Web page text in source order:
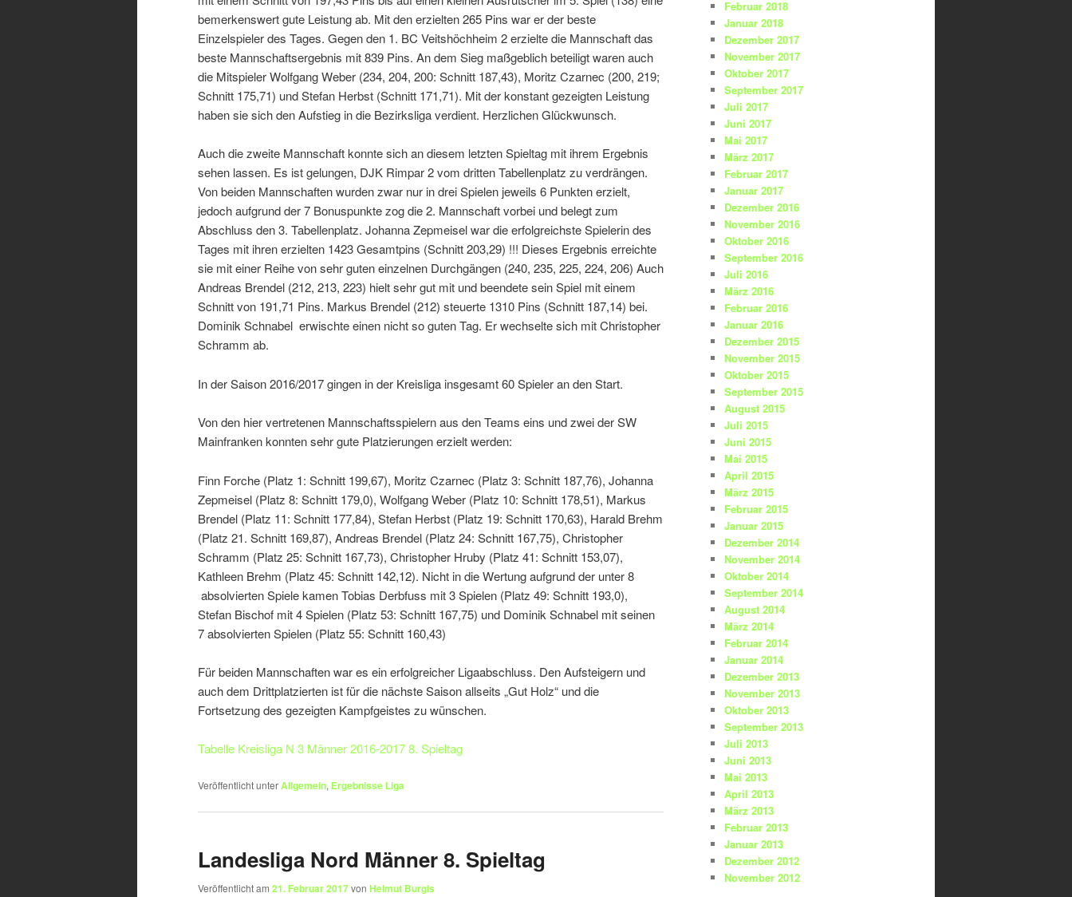
bemerkenswert gute Leistung ab. Mit den erzielten 265 Pins war er der beste
Einzelspieler des Tages. Gegen den 1. BC Veitshöchheim 2 erzielte die Mannschaft das
beste Mannschaftsergebnis mit 839 Pins. An dem Sieg maßgeblich beteiligt waren auch
die Mitspieler Wolfgang Weber (234, 204, 200: Schnitt 187,43), Moritz Czarnec (200, 219;
Schnitt 175,71) und Stefan Herbst (Schnitt 171,71). Mit der konstant gezeigten Leistung
haben sie sich den Aufstieg in die Bezirksliga verdient. Herzlichen Glückwunsch.
Auch die zweite Mannschaft konnte sich an diesem letzten Spieltag mit ihrem Ergebnis
sehen lassen. Es ist gelungen, DJK Rimpar 2 vom dritten Tabellenplatz zu verdrängen.
Von beiden Mannschaften wurden zwar nur in drei Spielen jeweils 6 Punkten erzielt,
jedoch aufgrund der 7 Bonuspunkte zog die 2. Mannschaft vorbei und belegt zum
Abschluss den 3. Tabellenplatz. Johanna Zepmeisel war die erfolgreichste Spielerin des
Tages mit ihren erzielten 1423 Gesamtpins (Schnitt 203,29) !!! Dieses Ergebnis erreichte
sie mit einer Reihe von sehr guten einzelnen Durchgängen (240, 235, 225, 224, 206) Auch
Andreas Brendel (212, 213, 223) hielt sehr gut mit und beendete sein Spiel mit einem
Schnitt von 191,71 Pins. Markus Brendel (212) steuerte 1310 Pins (Schnitt 187,14) bei.
Dominik Schnabel erwischte einen nicht so guten Tag. Er wechselte sich mit Christopher
Schramm ab.
In der Saison 2016/2017 gingen in der Kreisliga insgesamt 60 Spieler an den Start.
Von den hier vertretenen Mannschaftsspielern aus den Teams eins und zwei der SW
Mainfranken konnten sehr gute Platzierungen erzielt werden:
Finn Forche (Platz 1: Schnitt 199,67), Moritz Czarnec (Platz 3: Schnitt 187,76), Johanna
Zepmeisel (Platz 8: Schnitt 179,0), Wolfgang Weber (Platz 10: Schnitt 178,51), Markus
Brendel (Platz 11: Schnitt 177,84), Stefan Herbst (Platz 19: Schnitt 170,63), Harald Brehm
(Platz 21. Schnitt 169,87), Andreas Brendel (Platz 24: Schnitt 167,75), Christopher
Schramm (Platz 25: Schnitt 167,73), Christopher Hruby (Platz 41: Schnitt 153,07),
Kathleen Brehm (Platz 45: Schnitt 142,12). Nicht in die Wertung aufgrund der unter 8
absolvierten Spiele kamen Tobias Derbfuss mit 3 Spielen (Platz 49: Schnitt 193,0),
Stefan Bischof mit 4 Spielen (Platz 53: Schnitt 167,75) und Dominik Schnabel mit seinen
7 absolvierten Spielen (Platz 55: Schnitt 160,43)
Für beiden Mannschaften war es ein erfolgreicher Ligaabschluss. Den Aufsteigern und
auch dem Drittplatzierten ist für die nächste Saison allseits „Gut Holz“ und die
Fortsetzung des gezeigten Kampfgeistes zu wünschen.
Tabelle Kreisliga N 3 Männer 2016-2017 8. Spieltag
Veröffentlicht unterAllgemein, Ergebnisse Liga
Landesliga Nord Männer 8. Spieltag
Veröffentlicht am 21. Februar 2017von Helmut Burgis
Februar 2018
Januar 2018
Dezember 2017
November 2017
Oktober 2017
September 2017
Juli 2017
Juni 2017
Mai 2017
März 2017
Februar 2017
Januar 2017
Dezember 2016
November 2016
Oktober 2016
September 2016
Juli 2016
März 2016
Februar 2016
Januar 2016
Dezember 2015
November 2015
Oktober 2015
September 2015
August 2015
Juli 2015
Juni 2015
Mai 2015
April 2015
März 2015
Februar 2015
Januar 2015
Dezember 2014
November 2014
Oktober 2014
September 2014
August 2014
März 2014
Februar 2014
Januar 2014
Dezember 2013
November 2013
Oktober 2013
September 2013
Juli 2013
Juni 2013
Mai 2013
April 2013
März 2013
Februar 2013
Januar 2013
Dezember 2012
November 2012